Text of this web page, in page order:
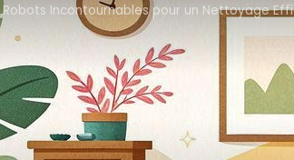
Incontournables pour un Nettoyage